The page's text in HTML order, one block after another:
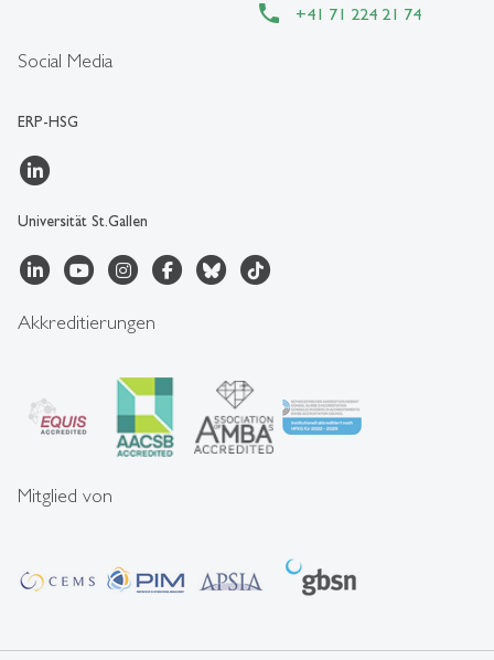
Social Media
ERP-HSG
Universität St.Gallen
+41 71 224 21 74
Akkreditierungen
Mitglied von